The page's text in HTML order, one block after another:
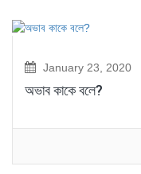
January 23, 2020
অভাব কাকে বলে?